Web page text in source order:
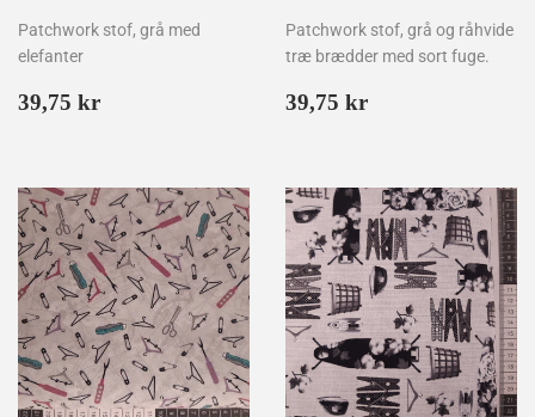
Patchwork stof, grå med
elefanter
Normalpris
39,75 kr
Patchwork stof, grå og råhvide
træ brædder med sort fuge.
Normalpris
39,75 kr